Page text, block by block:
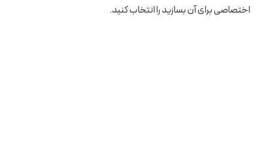
اختصاصی برای آن بسازید را انتخاب کنید.